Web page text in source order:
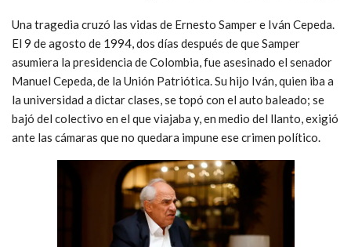
Una tragedia cruzó las vidas de Ernesto Samper e Iván Cepeda.
El 9 de agosto de 1994, dos días después de que Samper
asumiera la presidencia de Colombia, fue asesinado el senador
Manuel Cepeda, de la Unión Patriótica. Su hijo Iván, quien iba a
la universidad a dictar clases, se topó con el auto baleado; se
bajó del colectivo en el que viajaba y, en medio del llanto, exigió
ante las cámaras que no quedara impune ese crimen político.